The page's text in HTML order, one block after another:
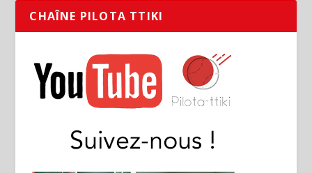
CHAÎNE PILOTA TTIKI